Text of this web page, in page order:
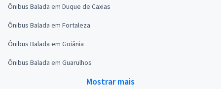
Ônibus Balada em Duque de Caxias
Ônibus Balada em Fortaleza
Ônibus Balada em Goiânia
Ônibus Balada em Guarulhos
Mostrar mais